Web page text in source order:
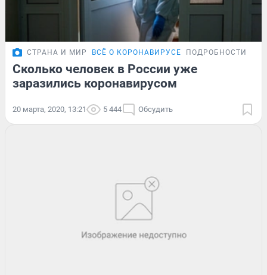
СТРАНА И МИР ВСЁ О КОРОНАВИРУСЕ ПОДРОБНОСТИ
Сколько человек в России уже
заразились коронавирусом
20 марта, 2020, 13:21 5 444 Обсудить